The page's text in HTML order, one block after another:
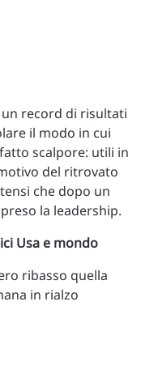
record di risultati
il modo in cui
scalpore: utili in
del ritrovato
che dopo un
la leadership.
Usa e mondo
ribasso quella
in rialzo